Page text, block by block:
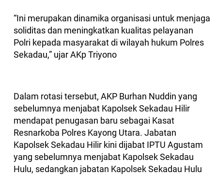
“Ini merupakan dinamika organisasi untuk menjaga
soliditas dan meningkatkan kualitas pelayanan
Polri kepada masyarakat di wilayah hukum Polres
Sekadau,” ujar AKp Triyono
Dalam rotasi tersebut, AKP Burhan Nuddin yang
sebelumnya menjabat Kapolsek Sekadau Hilir
mendapat penugasan baru sebagai Kasat
Resnarkoba Polres Kayong Utara. Jabatan
Kapolsek Sekadau Hilir kini dijabat IPTU Agustam
yang sebelumnya menjabat Kapolsek Sekadau
Hulu, sedangkan jabatan Kapolsek Sekadau Hulu